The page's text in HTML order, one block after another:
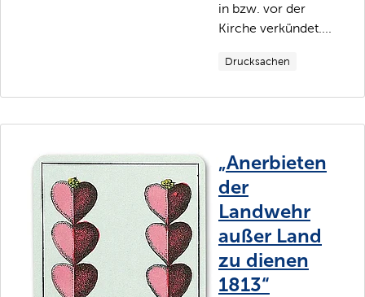
in bzw. vor der
Kirche verkündet....
Drucksachen
„Anerbieten
der
Landwehr
außer Land
zu dienen
1813“